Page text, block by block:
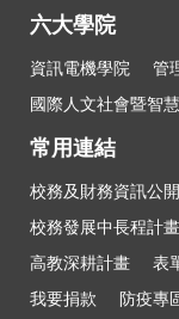
六大學院
資訊電機學院 管
國際人文社會暨智
常用連結
校務及財務資訊公
校務發展中長程計畫
高教深耕計畫
表
我要捐款
防疫專